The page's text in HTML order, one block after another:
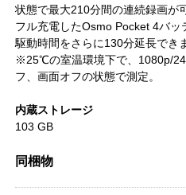
状態で最大210分間の連続録画が
フル充電したOsmo Pocket 4バッ
駆動時間をさらに130分延長でき
※25℃の室温環境下で、1080p/
フ、画面オフの状態で測定。
内蔵ストレージ
103 GB
同梱物